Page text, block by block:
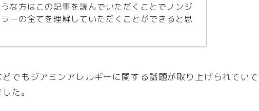
うな方はこの記事を読んでいただくことでノンジ
ーの全てを理解していただくことができると思
でもジアミンアレルギーに関する話題が取り上げられていて
た。